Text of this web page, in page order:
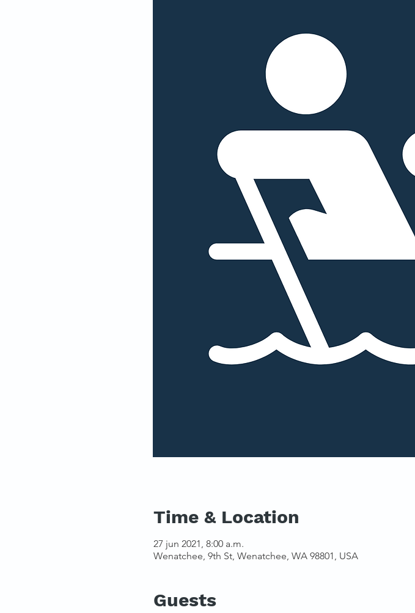
Time & Location
27 jun 2021, 8:00 a.m.
Wenatchee, 9th St, Wenatchee, WA 98801, USA
Guests